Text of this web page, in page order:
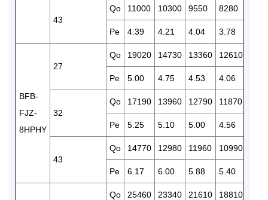
43
Qo 11000 10300 9550 8280
Pe 4.39 4.21 4.04 3.78
BFB-
FJZ-
8HPHY
27
Qo 19020 14730 13360 12610
Pe 5.00 4.75 4.53 4.06
32
Qo 17190 13960 12790 11870
Pe 5.25 5.10 5.00 4.56
43
Qo 14770 12980 11960 10990
Pe 6.17 6.00 5.88 5.40
Qo 25460 23340 21610 18810